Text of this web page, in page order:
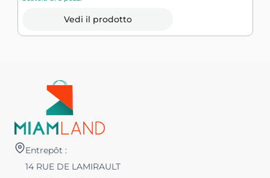
Vedi il prodotto
Entrepôt :
14 RUE DE LAMIRAULT